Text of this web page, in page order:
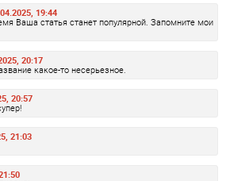
19:44
Ваша статья станет популярной. Запомните мои
20:17
какое-то несерьезное.
20:57
21:03